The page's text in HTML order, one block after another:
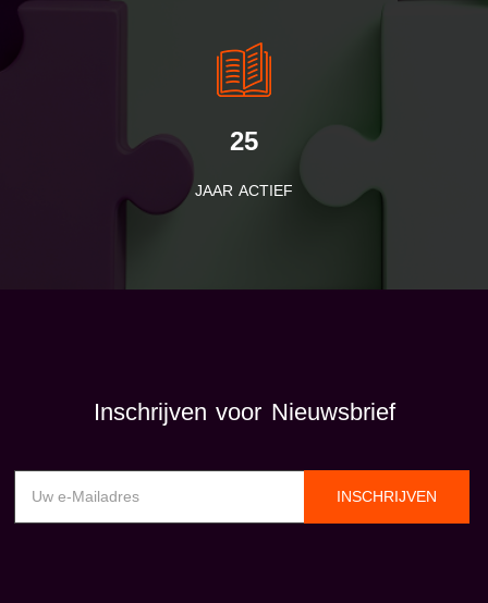
25
JAAR ACTIEF
Inschrijven voor Nieuwsbrief
INSCHRIJVEN